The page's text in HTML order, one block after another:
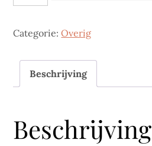
sleutelhanger,
aantal
Categorie:Overig
Beschrijving
Beschrijving